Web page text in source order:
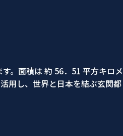
。面積は 約 56．51 平方キロメ
用し、世界と日本を結ぶ玄関都